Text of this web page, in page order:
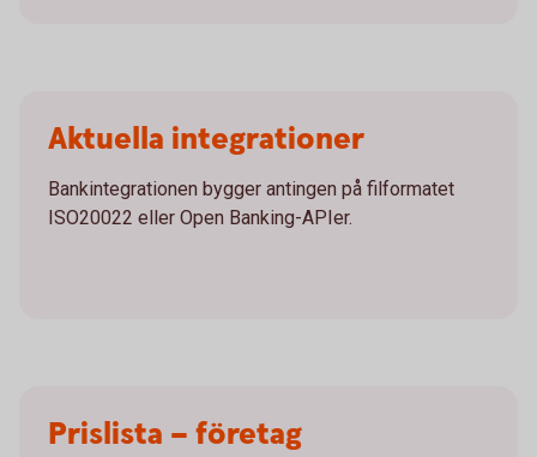
Aktuella integrationer
Bankintegrationen bygger antingen på filformatet
ISO20022 eller Open Banking-APIer.
Prislista – företag